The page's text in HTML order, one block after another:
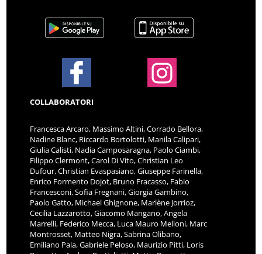
COLLABORATORI
Francesca Arcaro, Massimo Altini, Corrado Bellora,
Nadine Blanc, Riccardo Bortolotti, Manila Calipari,
Giulia Calisti, Nadia Camposaragna, Paolo Ciambi,
Filippo Clermont, Carol Di Vito, Christian Leo
Dufour, Christian Evaspasiano, Giuseppe Farinella,
Enrico Formento Dojot, Bruno Fracasso, Fabio
Francesconi, Sofia Fregnani, Giorgia Gambino,
Paolo Gatto, Michael Ghignone, Marlène Jorrioz,
Cecilia Lazzarotto, Giacomo Mangano, Angela
Marrelli, Federico Mecca, Luca Mauro Melloni, Marc
Montrosset, Matteo Nigra, Sabrina Olibano,
Emiliano Pala, Gabriele Peloso, Maurizio Pitti, Loris